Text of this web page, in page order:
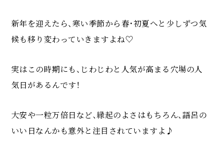
新年を迎えたら、寒い季節から春・初夏へと少しずつ気
候も移り変わっていきますよね♡
実はこの時期にも、じわじわと人気が高まる穴場の人
気日があるんです！
大安や一粒万倍日など、縁起のよさはもちろん、語呂の
いい日なんかも意外と注目されていますよ♪